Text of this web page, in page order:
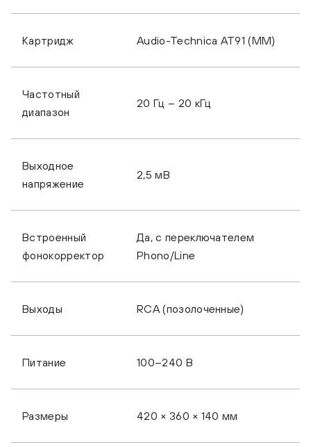
Картридж Audio-Technica AT91 (MM)
Частотный
диапазон
20 Гц – 20 кГц
Выходное
напряжение
2,5 мВ
Встроенный
фонокорректор
Да, с переключателем
Phono/Line
Выходы RCA (позолоченные)
Питание 100–240 В
Размеры 420 × 360 × 140 мм